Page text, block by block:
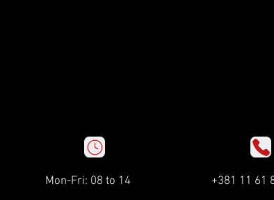
Mon-Fri: 08 to 14 +381 11 61